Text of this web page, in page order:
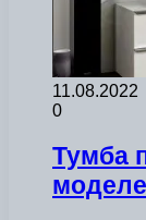
11.08.2022
0
Тумба